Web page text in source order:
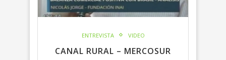
ENTREVISTA VIDEO
CANAL RURAL – MERCOSUR